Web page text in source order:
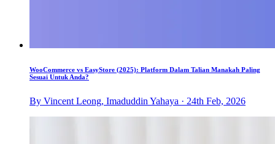
WooCommerce vs EasyStore (2025): Platform Dalam Talian Manakah Paling
Sesuai Untuk Anda?
By Vincent Leong, Imaduddin Yahaya · 24th Feb, 2026